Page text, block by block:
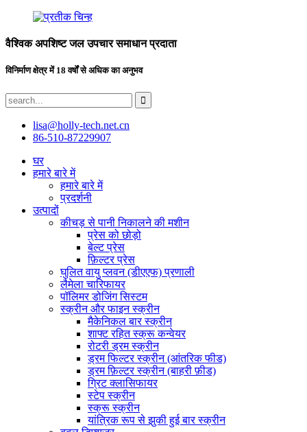
वैश्विक अपशिष्ट जल उपचार समाधान प्रदाता
विनिर्माण क्षेत्र में 18 वर्षों से अधिक का अनुभव
lisa@holly-tech.net.cn
86-510-87229907
घर
हमारे बारे में
हमारे बारे में
प्रदर्शनी
उत्पादों
कीचड़ से पानी निकालने की मशीन
प्रेस को छोड़ो
बेल्ट प्रेस
फ़िल्टर प्रेस
घुलित वायु प्लवन (डीएएफ) प्रणाली
लैमेला चारिफायर
पॉलिमर डोजिंग सिस्टम
स्क्रीन और फाइन स्क्रीन
मैकेनिकल बार स्क्रीन
शाफ्ट रहित स्क्रू कन्वेयर
रोटरी ड्रम स्क्रीन
ड्रम फिल्टर स्क्रीन (आंतरिक फीड)
ड्रम फ़िल्टर स्क्रीन (बाहरी फ़ीड)
ग्रिट क्लासिफायर
स्टेप स्क्रीन
स्क्रू स्क्रीन
यांत्रिक रूप से झुकी हुई बार स्क्रीन